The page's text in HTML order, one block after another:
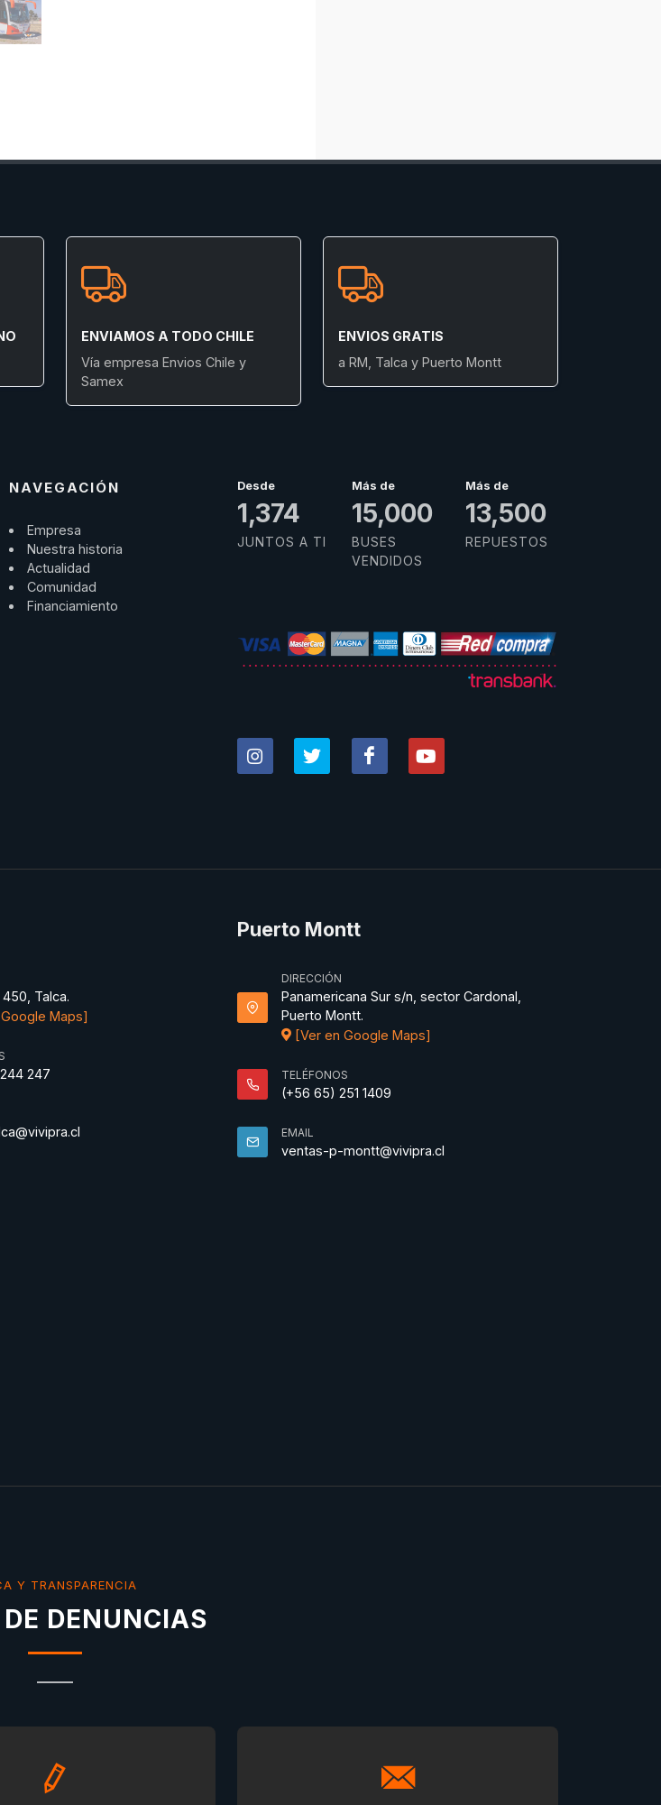
ENVIAMOS A TODO CHILE
Vía empresa Envios Chile y
Samex
ENVIOS GRATIS
a RM, Talca y Puerto Montt
NAVEGACIÓN
Empresa
Nuestra historia
Actualidad
Comunidad
Financiamiento
Desde
1,578
JUNTOS A TI
Más de
15,000
BUSES
VENDIDOS
Más de
13,500
REPUESTOS
Talca.
Maps]
247
Puerto Montt
DIRECCIÓN
Panamericana Sur s/n, sector Cardonal,
Puerto Montt.
[Ver en Google Maps]
TELÉFONOS
(+56 65) 251 1409
EMAIL
ventas-p-montt@vivipra.cl
Y TRANSPARENCIA
DENUNCIAS